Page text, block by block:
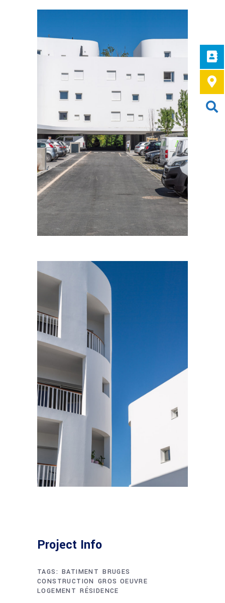
Project Info
TAGS: BATIMENT BRUGES
CONSTRUCTION GROS OEUVRE
LOGEMENT RÉSIDENCE